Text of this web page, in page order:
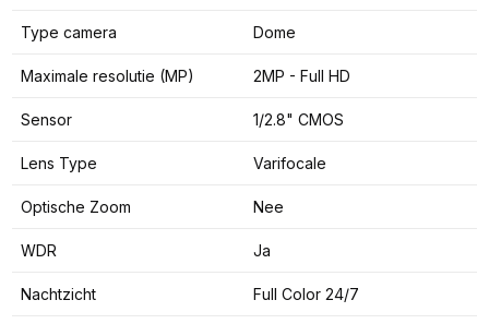
Type camera Dome
Maximale resolutie (MP) 2MP - Full HD
Sensor 1/2.8" CMOS
Lens Type Varifocale
Optische Zoom Nee
WDR Ja
Nachtzicht Full Color 24/7